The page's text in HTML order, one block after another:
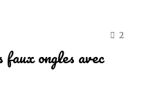
2
ongles avec